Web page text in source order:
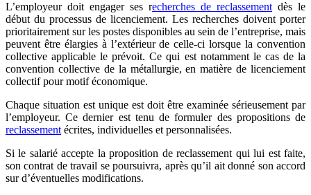
L’employeur doit engager ses recherches de reclassement dès le
début du processus de licenciement. Les recherches doivent porter
prioritairement sur les postes disponibles au sein de l’entreprise, mais
peuvent être élargies à l’extérieur de celle-ci lorsque la convention
collective applicable le prévoit. Ce qui est notamment le cas de la
convention collective de la métallurgie, en matière de licenciement
collectif pour motif économique.
Chaque situation est unique est doit être examinée sérieusement par
l’employeur. Ce dernier est tenu de formuler des propositions de
reclassement écrites, individuelles et personnalisées.
Si le salarié accepte la proposition de reclassement qui lui est faite,
son contrat de travail se poursuivra, après qu’il ait donné son accord
sur d’éventuelles modifications.